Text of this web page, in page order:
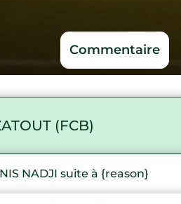
Commentaire
(FCB)
NADJI suite à {reason}